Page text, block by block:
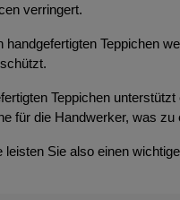
verringert.
handgefertigten Teppichen
Teppichen
für die Handwerker, was
Sie also einen